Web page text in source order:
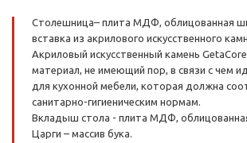
Столешница– плита МДФ, облицованная
вставка из акрилового искусственного
Акриловый искусственный камень
материал, не имеющий пор, в связи с чем
для кухонной мебели, которая должна
санитарно-гигиеническим нормам.
Вкладыш стола - плита МДФ,
Царги – массив бука.